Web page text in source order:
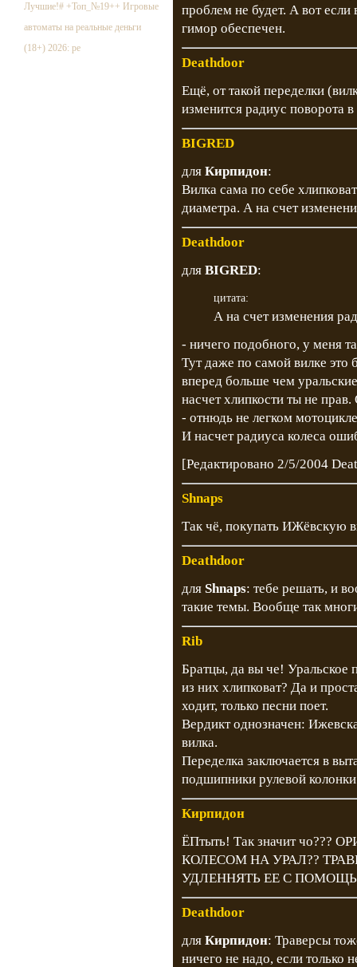
Лучшие!# +Топ_№19++ Игровые
автоматы на реальные деньги
(18+) 2026: ре
проблем не будет. А вот если
гимор обеспечен.
Deathdoor
Ещё, от такой переделки
изменится радиус поворота
BIGRED
для Кирпидон:
Вилка сама по себе
диаметра. А на счет
Deathdoor
для BIGRED:
цитата:
А на счет изменения
- ничего подобного, у меня
Тут даже по самой вилке это
вперед больше чем
насчет хлипкости ты не
- отнюдь не легком
И насчет радиуса колеса
[Редактировано 2/5/2004
Shnaps
Так чё, покупать ИЖёвскую
Deathdoor
для Shnaps: тебе решать, и
такие темы. Вообще так
Rib
Братцы, да вы че!
из них хлипковат? Да и
ходит, только песни поет.
Вердикт однозначен:
вилка.
Переделка заключается в
подшипники рулевой
Кирпидон
ЁПтыть! Так значит
КОЛЕСОМ НА УРАЛ??
УДЛЕННЯТЬ ЕЕ С
Deathdoor
для Кирпидон: Траверсы
ничего не надо, если только